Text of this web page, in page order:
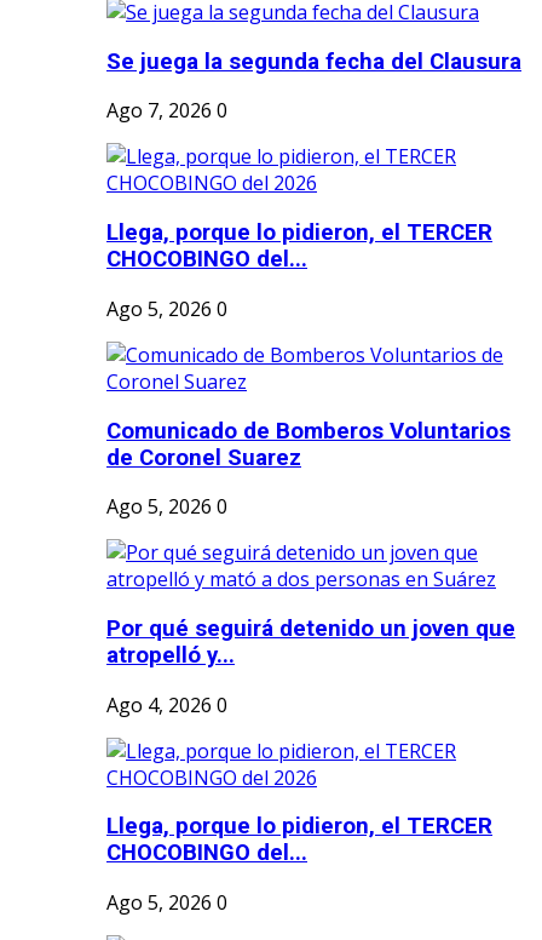
Se juega la segunda fecha del Clausura
Ago 7, 2026 0
Llega, porque lo pidieron, el TERCER
CHOCOBINGO del...
Ago 5, 2026 0
Comunicado de Bomberos Voluntarios
de Coronel Suarez
Ago 5, 2026 0
Por qué seguirá detenido un joven que
atropelló y...
Ago 4, 2026 0
Llega, porque lo pidieron, el TERCER
CHOCOBINGO del...
Ago 5, 2026 0